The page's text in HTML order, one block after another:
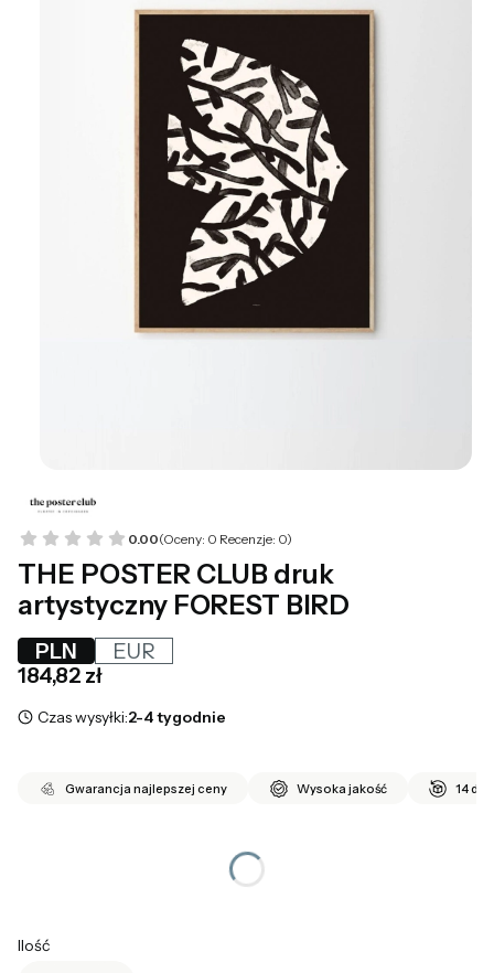
0.00(Oceny: 0 Recenzje: 0)
THE POSTER CLUB druk
artystyczny FOREST BIRD
PLN
EUR
Cena
184,82 zł
Czas wysyłki:2-4 tygodnie
Gwarancja najlepszej ceny Wysoka jakość 14 dni
Ilość